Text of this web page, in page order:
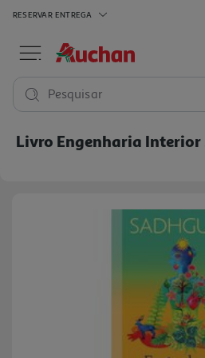
RESERVAR ENTREGA
Pesquisar
Livro Engenharia Interior